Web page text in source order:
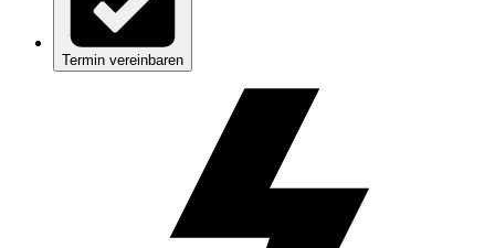
Termin vereinbaren